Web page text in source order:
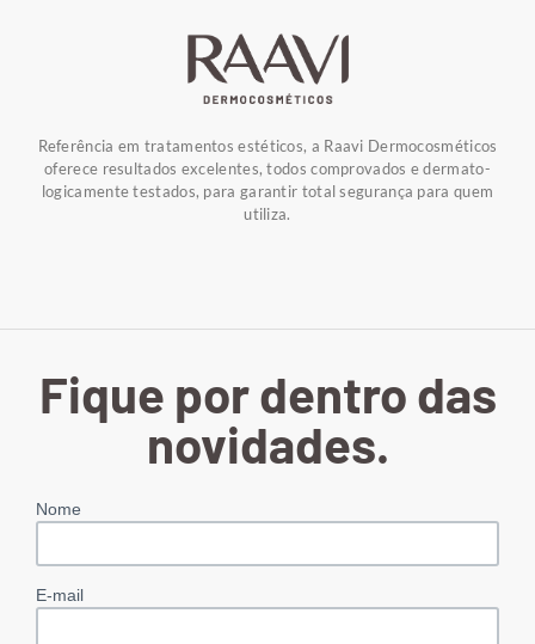
Referência em tratamentos estéticos, a Raavi Dermocosméticos
oferece resultados excelentes, todos comprovados e dermato-
logicamente testados, para garantir total segurança para quem
utiliza.
Fique por dentro das
novidades.
Nome
E-mail